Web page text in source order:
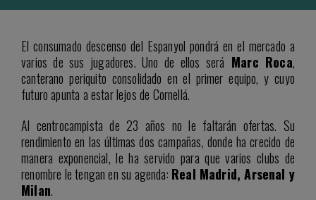
El consumado descenso del Espanyol pondrá en el mercado a
varios de sus jugadores. Uno de ellos será Marc Roca,
canterano periquito consolidado en el primer equipo, y cuyo
futuro apunta a estar lejos de Cornellá.
Al centrocampista de 23 años no le faltarán ofertas. Su
rendimiento en las últimas dos campañas, donde ha crecido de
manera exponencial, le ha servido para que varios clubs de
renombre le tengan en su agenda: Real Madrid, Arsenal y
Milan.